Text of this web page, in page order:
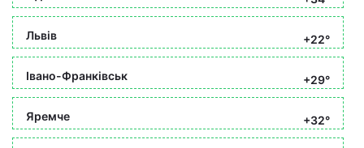
Львів +22°
Івано-Франківськ +29°
Яремче +32°